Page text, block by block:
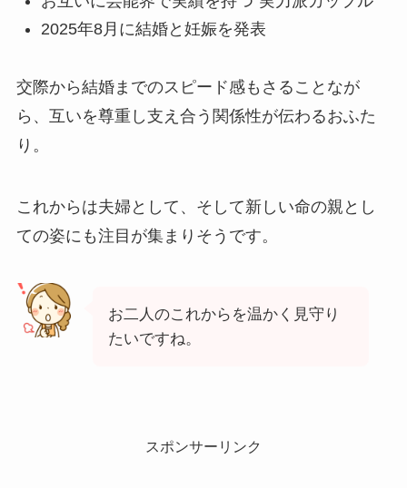
2025年8月に結婚と妊娠を発表
交際から結婚までのスピード感もさることなが
ら、互いを尊重し支え合う関係性が伝わるおふた
り。
これからは夫婦として、そして新しい命の親とし
ての姿にも注目が集まりそうです。
お二人のこれからを温かく見守り
たいですね。
スポンサーリンク